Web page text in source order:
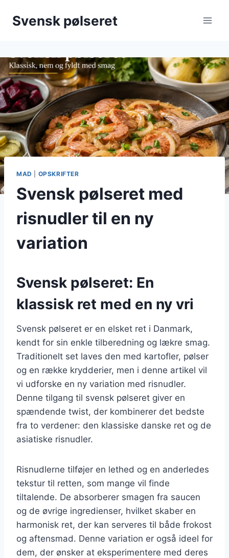
Svensk pølseret
MAD OPSKRIFTER
Svensk pølseret med
risnudler til en ny
variation
Svensk pølseret: En
klassisk ret med en ny vri
Svensk pølseret er en elsket ret i Danmark,
kendt for sin enkle tilberedning og lækre smag.
Traditionelt set laves den med kartofler, pølser
og en række krydderier, men i denne artikel vil
vi udforske en ny variation med risnudler.
Denne tilgang til svensk pølseret giver en
spændende twist, der kombinerer det bedste
fra to verdener: den klassiske danske ret og de
asiatiske risnudler.
Risnudlerne tilføjer en lethed og en anderledes
tekstur til retten, som mange vil finde
tiltalende. De absorberer smagen fra saucen
og de øvrige ingredienser, hvilket skaber en
harmonisk ret, der kan serveres til både frokost
og aftensmad. Denne variation er også ideel for
dem, der ønsker at eksperimentere med deres